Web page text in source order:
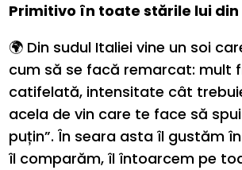
Primitivo în toate stările lui din
🌍 Din sudul Italiei vine un soi
cum să se facă remarcat: mult
catifelată, intensitate cât
acela de vin care te face să
puțin”. În seara asta îl gustăm
îl comparăm, îl întoarcem pe